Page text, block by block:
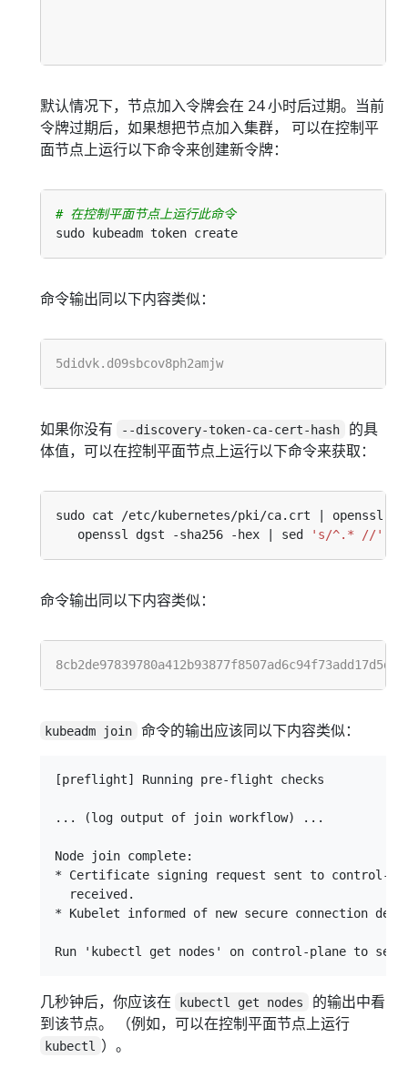
默认情况下，节点加入令牌会在 24 小时后过期。当前
令牌过期后，如果想把节点加入集群， 可以在控制平
面节点上运行以下命令来创建新令牌：
# 在控制平面节点上运行此命令
命令输出同以下内容类似：
如果你没有 --discovery-token-ca-cert-hash
的具
体值，可以在控制平面节点上运行以下命令来获取：
sudo cat /etc/kubernetes/pki/ca.crt | openssl
   openssl dgst -sha256 -hex | sed
's/^.* //'
命令输出同以下内容类似：
kubeadm join 命令的输出应该同以下内容类似：
[preflight] Running pre-flight checks
... (log output of join workflow) ...
Node join complete:
* Certificate signing request sent to control-
  received.
* Kubelet informed of new secure connection
几秒钟后，你应该在 kubectl get nodes
的输出中看
到该节点。 （例如，可以在控制平面节点上运行
kubectl ）。